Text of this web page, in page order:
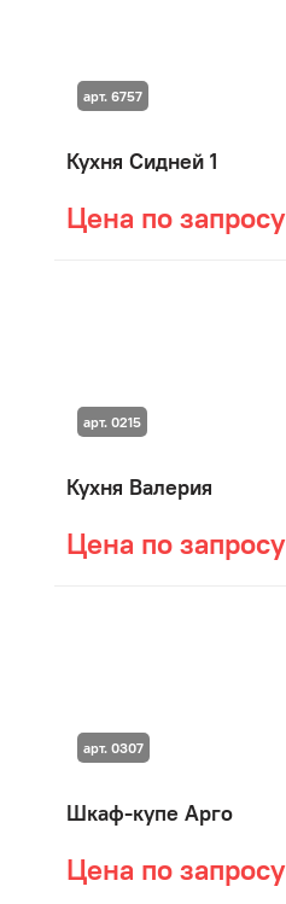
Кухня Сидней 1
Цена по запросу
арт. 6757
Кухня Валерия
Цена по запросу
арт. 0215
Шкаф-купе Арго
Цена по запросу
арт. 0307